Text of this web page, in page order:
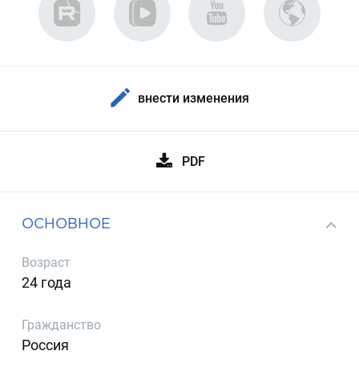
внести изменения
PDF
ОСНОВНОЕ
Возраст
24 года
Гражданство
Россия